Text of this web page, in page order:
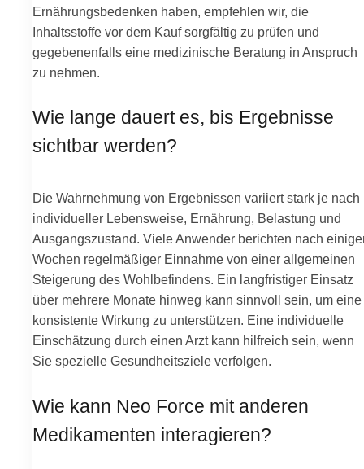
Ernährungsbedenken haben, empfehlen wir, die
Inhaltsstoffe vor dem Kauf sorgfältig zu prüfen und
gegebenenfalls eine medizinische Beratung in Anspruch
zu nehmen.
Wie lange dauert es, bis Ergebnisse
sichtbar werden?
Die Wahrnehmung von Ergebnissen variiert stark je nach
individueller Lebensweise, Ernährung, Belastung und
Ausgangszustand. Viele Anwender berichten nach
Wochen regelmäßiger Einnahme von einer allgemeinen
Steigerung des Wohlbefindens. Ein langfristiger Einsatz
über mehrere Monate hinweg kann sinnvoll sein, um eine
konsistente Wirkung zu unterstützen. Eine individuelle
Einschätzung durch einen Arzt kann hilfreich sein, wenn
Sie spezielle Gesundheitsziele verfolgen.
Wie kann Neo Force mit anderen
Medikamenten interagieren?